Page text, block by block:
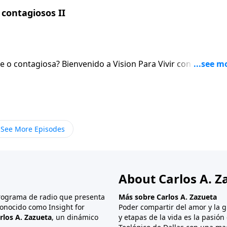
II
Para Vivir con el pastor
See More Episodes
de radio que presenta
como Insight for
A. Zazueta, un dinámico
About Carlos A.
Más sobre Carlos A. Zazueta
Poder compartir del amor y la
y etapas de la vida es la